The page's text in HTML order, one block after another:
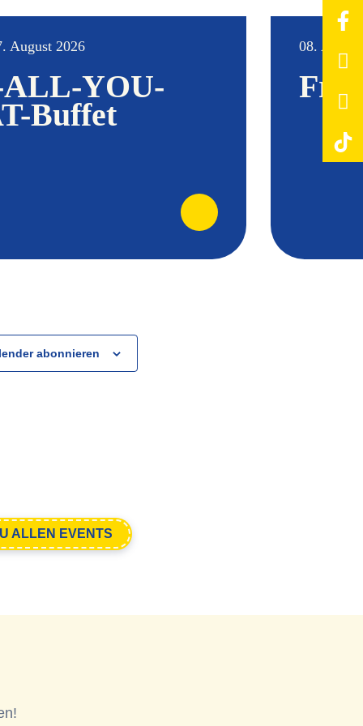
August 2026
ALL-YOU-
Buffet
08.
abonnieren
ALLEN EVENTS